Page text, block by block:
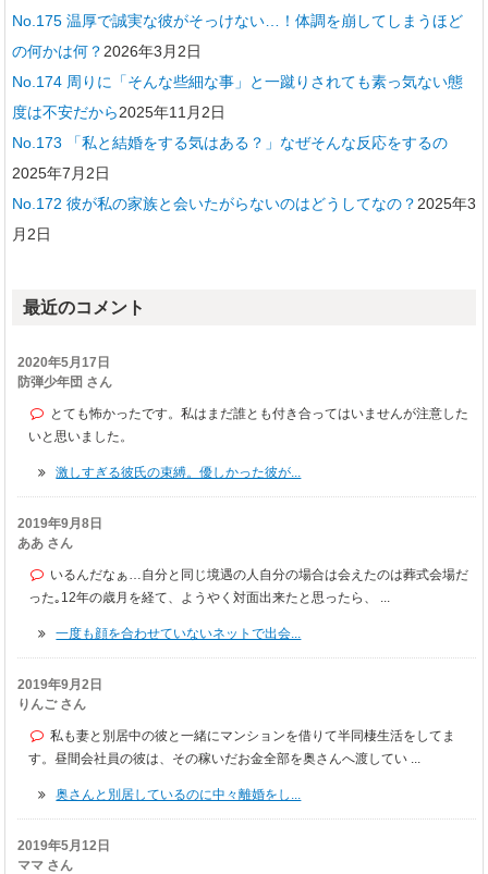
No.175 温厚で誠実な彼がそっけない…！体調を崩してしまうほど
の何かは何？ 2026年3月2日
No.174 周りに「そんな些細な事」と一蹴りされても素っ気ない態
度は不安だから2025年11月2日
No.173 「私と結婚をする気はある？」なぜそんな反応をするの
2025年7月2日
No.172 彼が私の家族と会いたがらないのはどうしてなの？ 2025年3
月2日
最近のコメント
2020年5月17日
防弾少年団 さん
とても怖かったです。私はまだ誰とも付き合ってはいませんが注意した
いと思いました。
激しすぎる彼氏の束縛。優しかった彼が...
2019年9月8日
ああ さん
いるんだなぁ…自分と同じ境遇の人自分の場合は会えたのは葬式会場だ
った｡12年の歳月を経て、ようやく対面出来たと思ったら、 ...
一度も顔を合わせていないネットで出会...
2019年9月2日
りんご さん
私も妻と別居中の彼と一緒にマンションを借りて半同棲生活をしてま
す。昼間会社員の彼は、その稼いだお金全部を奥さんへ渡してい ...
奥さんと別居しているのに中々離婚をし...
2019年5月12日
ママ さん